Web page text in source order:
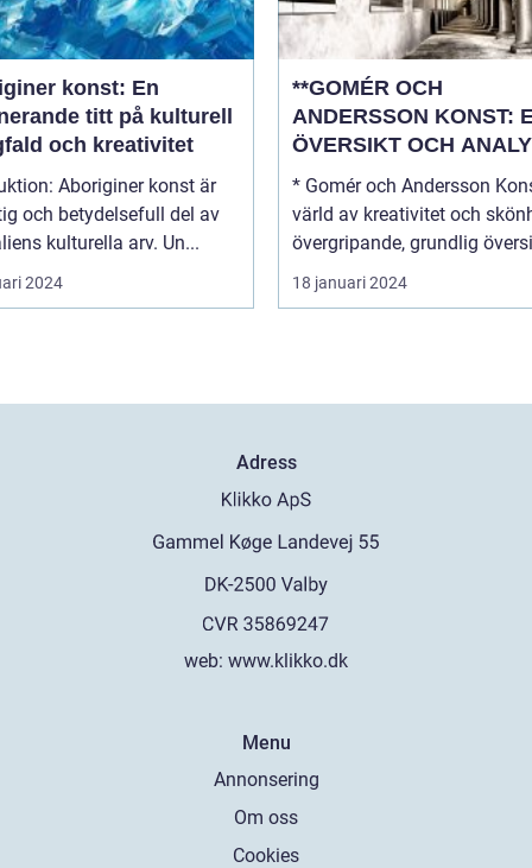
konst: En
titt på kulturell
och kreativitet
konst är
och betydelsefull del av
kulturella arv. Un...
2024
**GOMÉR OCH
ANDERSSON KONST:
ÖVERSIKT OCH
* Gomér och Andersson
värld av kreativitet och
övergripande, grundlig
18 januari 2024
Adress
web: www.klikko.dk
Menu
Annonsering
Om oss
Cookies